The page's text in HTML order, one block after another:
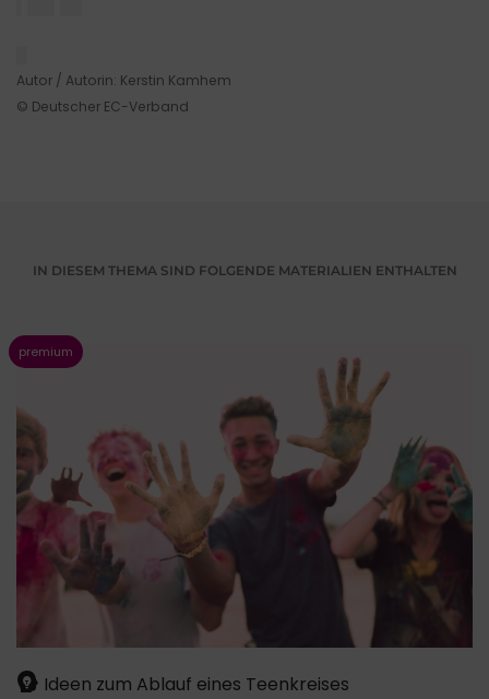
Autor / Autorin: Kerstin Kamhem
© Deutscher EC-Verband
IN DIESEM THEMA SIND FOLGENDE MATERIALIEN ENTHALTEN
Ideen zum Ablauf eines Teenkreises